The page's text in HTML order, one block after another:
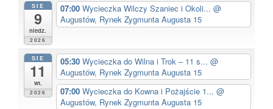
SIE
9
niedz.
2026
07:00 Wycieczka Wilczy Szaniec i Okoli... @
Augustów, Rynek Zygmunta Augusta 15
SIE
11
wt.
2026
05:30 Wycieczka do Wilna i Trok – 11 s... @
Augustów, Rynek Zygmunta Augusta 15
07:00 Wycieczka do Kowna i Pożajście 1... @
Augustów, Rynek Zygmunta Augusta 15